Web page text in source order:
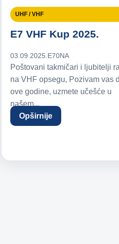
UHF / VHF
E7 VHF Kup 2025.
03.09.2025.E70NA
Poštovani takmičari i ljubitelji
na VHF opsegu, Pozivam vas
ove godine, uzmete učešće u
našem...
Opširnije